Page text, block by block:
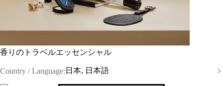
香りのトラベルエッセンシャル
Country / Language: 日本, 日本語